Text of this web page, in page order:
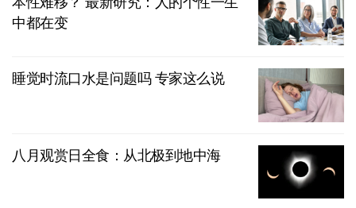
中都在变
睡觉时流口水是问题吗 专家这么说
八月观赏日全食：从北极到地中海